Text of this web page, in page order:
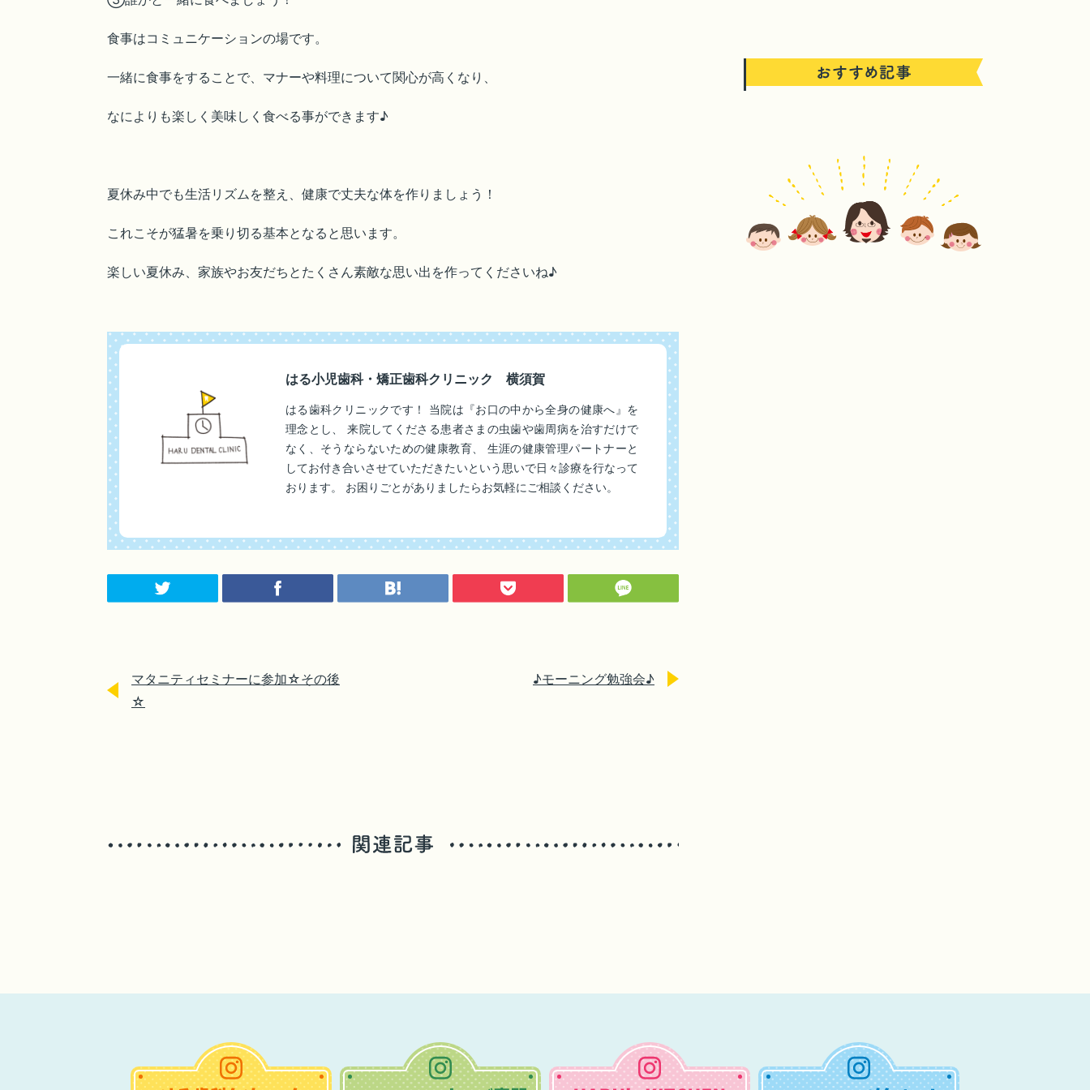
食事はコミュニケーションの場です。
一緒に食事をすることで、マナーや料理について関心が高くなり、
なによりも楽しく美味しく食べる事ができます♪
夏休み中でも生活リズムを整え、健康で丈夫な体を作りましょう！
これこそが猛暑を乗り切る基本となると思います。
楽しい夏休み、家族やお友だちとたくさん素敵な思い出を作ってくださいね♪
はる小児歯科・矯正歯科クリニック 横須賀
はる歯科クリニックです！ 当院は『お口の中から全身の健康へ』を
理念とし、 来院してくださる患者さまの虫歯や歯周病を治すだけで
なく、そうならないための健康教育、 生涯の健康管理パートナーと
してお付き合いさせていただきたいという思いで日々診療を行なって
おります。 お困りごとがありましたらお気軽にご相談ください。
マタニティセミナーに参加☆その後
☆
♪モーニング勉強会♪